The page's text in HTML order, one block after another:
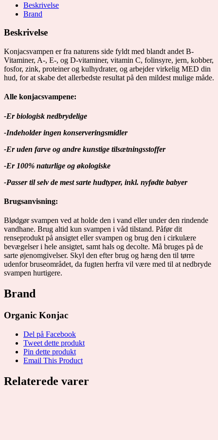
Beskrivelse
Brand
Beskrivelse
Konjacsvampen er fra naturens side fyldt med blandt andet B-
Vitaminer, A-, E-, og D-vitaminer, vitamin C, folinsyre, jern, kobber,
fosfor, zink, proteiner og kulhydrater, og arbejder virkelig MED din
hud, for at skabe det allerbedste resultat på den mildest mulige måde.
Alle konjacsvampene:
-Er biologisk nedbrydelige
-Indeholder ingen konserveringsmidler
-Er uden farve og andre kunstige tilsætningsstoffer
-Er 100% naturlige og økologiske
-Passer til selv de mest sarte hudtyper, inkl. nyfødte babyer
Brugsanvisning:
Blødgør svampen ved at holde den i vand eller under den rindende
vandhane. Brug altid kun svampen i våd tilstand. Påfør dit
renseprodukt på ansigtet eller svampen og brug den i cirkulære
bevægelser i hele ansigtet, samt hals og decolte. Må bruges på de
sarte øjenomgivelser. Skyl den efter brug og hæng den til tørre
udenfor bruseområdet, da fugten herfra vil være med til at nedbryde
svampen hurtigere.
Brand
Organic Konjac
Del på Facebook
Tweet dette produkt
Pin dette produkt
Email This Product
Relaterede varer